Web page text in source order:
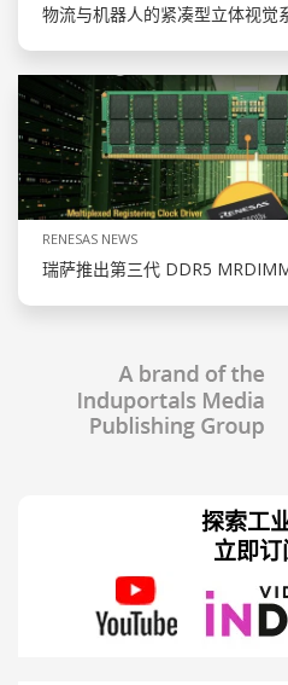
物流与机器人的紧凑型立体视觉
RENESAS NEWS
瑞萨推出第三代 DDR5
探索工
立即订